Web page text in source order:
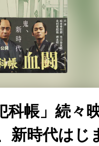
科帳」続々
新時代は